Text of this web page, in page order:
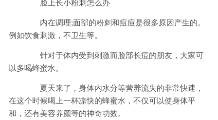
脸上长小粉刺怎么办
内在调理;面部的粉刺和痘痘是很多原因产生的。
例如饮食刺激，不卫生等。
针对于体内受到刺激而脸部长痘的朋友，大家可
以多喝蜂蜜水。
夏天来了，身体内水分等营养流失的非常快速，
在这个时候喝上一杯凉快的蜂蜜水，不仅可以使身体平
和，还有美容养颜等的神奇功效。